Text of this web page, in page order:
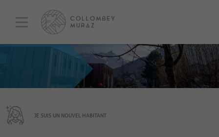
JE SUIS UN NOUVEL HABITANT